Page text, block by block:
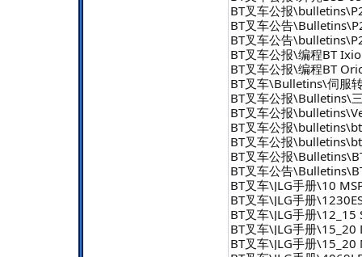
BT叉车公报
BT叉车公告
BT叉车公告
BT叉车公报\编程BT
BT叉车公报\编程BT
BT叉车\Bulletins\伺服
BT叉车公报\Bulletins\
BT叉车公报
BT叉车公报
BT叉车公报
BT叉车公报
BT叉车公告
BT叉车\JLG手册\10
BT叉车\JLG手册
BT叉车\JLG手册\12_15
BT叉车\JLG手册\15_20
BT叉车\JLG手册\15_20